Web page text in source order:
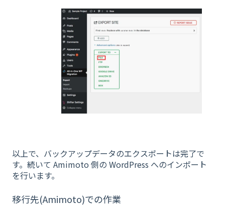
以上で、バックアップデータのエクスポートは完了で
す。続いて Amimoto 側の WordPress へのインポート
を行います。
移行先(Amimoto)での作業